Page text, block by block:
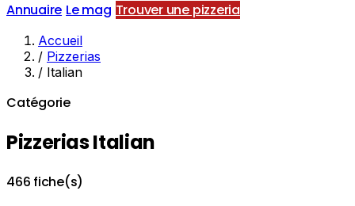
Annuaire Le mag Trouver une pizzeria
Accueil
/ Pizzerias
/ Italian
Catégorie
Pizzerias Italian
466 fiche(s)